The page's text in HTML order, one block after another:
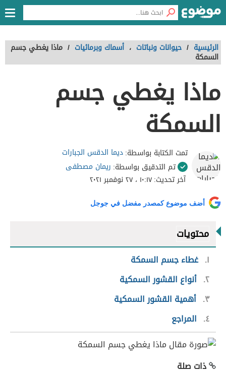
الرئيسية / حيوانات ونباتات ، أسماك وبرمائيات / ماذا يغطي جسم
السمكة
ماذا يغطي جسم
السمكة
تمت الكتابة بواسطة:ديما الدقس الجبارات
تم التدقيق بواسطة: ريمان مصطفى
آخر تحديث:١٠:١٧ ، ٢٧ نوفمبر ٢٠٢١
أضف موضوع كمصدر مفضل في جوجل
محتويات
١ غطاء جسم السمكة
٢ أنواع القشور السمكية
٣ أهمية القشور السمكية
٤
المراجع
ذات صلة